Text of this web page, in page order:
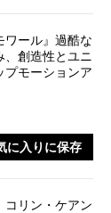
ワール』過酷な
、創造性とユニ
プモーションア
に入りに保存
コリン・ケアン